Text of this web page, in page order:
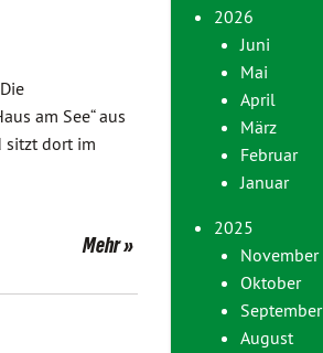
am See“ aus
sitzt dort im
Mehr
2026
Juni
Mai
April
März
Februar
Januar
2025
November
Oktober
September
August